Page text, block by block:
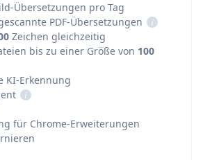
Übersetzungen pro Tag
PDF-Übersetzungen
i
Zeichen gleichzeitig
bis zu einer Größe von 100
KI-Erkennung
i
für Chrome-Erweiterungen